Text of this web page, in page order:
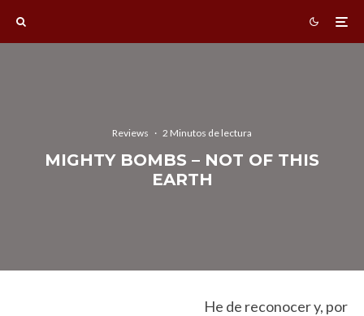
Reviews · 2 Minutos de lectura
MIGHTY BOMBS – NOT OF THIS
EARTH
He de reconocer y, por